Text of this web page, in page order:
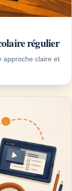
régulier
approche claire et